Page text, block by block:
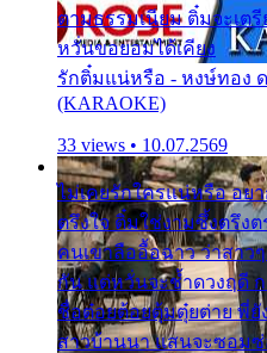
ตามธรรมเนียม ติ๋มจะเต
หวั่นขอยอมได้เคียง
รักติ๋มแน่หรือ - หงษ์ทอง
(KARAOKE)
33 views • 10.07.2569
ไม่เคยรักใครแน่หรือ อย
ตรึงใจ ติ๋มใช่งามซึ้งตรึง
คนเขาลืออื้อฉาว ว่าสาว
กัน แต่หวั่นจะช้ำดวงฤดี
ชื่อต๋อยต้อยตุ้มตุ๋ยต่าย พี่ยั
สาวบ้านนา แสนจะซอม